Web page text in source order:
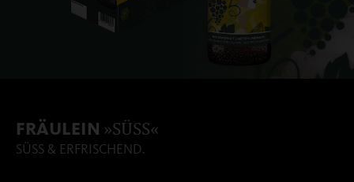
FRÄULEIN »SÜSS«
SÜSS & ERFRISCHEND.